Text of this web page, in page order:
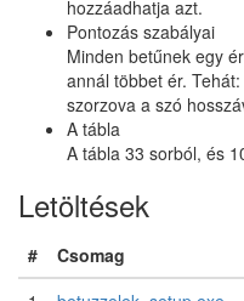
hozzáadhatja azt.
Pontozás szabályai
Minden betűnek egy
annál többet ér.
szorzova a szó
A tábla
A tábla 33 sorból, és
Letöltések
# Csomag